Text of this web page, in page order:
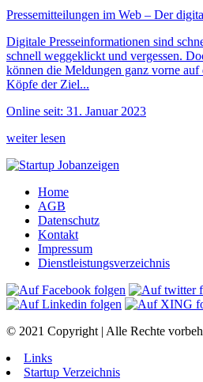
Pressemitteilungen im Web – Der
Digitale Presseinformationen sind
schnell weggeklickt und vergessen.
können die Meldungen ganz vorne
Köpfe der Ziel...
Online seit: 31. Januar 2023
weiter lesen
Home
AGB
Datenschutz
Kontakt
Impressum
Dienstleistungsverzeichnis
© 2021 Copyright | Alle Rechte
Links
Startup Verzeichnis